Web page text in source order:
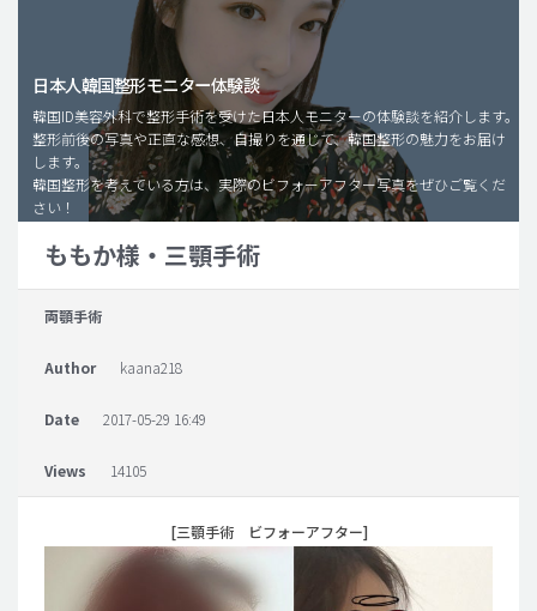
脂肪注入(アンチエイジング)
豊胸手術・バストアップ
プチ整形
脂肪吸引 (大容量)
idニュース
病院紹介
ご相談のお問い合わせ
日本人韓国整形モニター体験談
韓国ID美容外科で整形手術を受けた日本人モニターの体験談を紹介します。
整形前後の写真や正直な感想、自撮りを通じて、韓国整形の魅力をお届け
します。
韓国整形を考えている方は、実際のビフォーアフター写真をぜひご覧くだ
さい！
ももか様・三顎手術
両顎手術
Author kaana218
Date 2017-05-29 16:49
Views 14105
[三顎手術 ビフォーアフター]